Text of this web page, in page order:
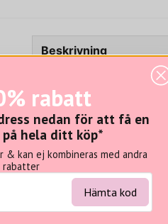
Beskrivning
DEFY DAMAGE Detox
aktivt kol som effektivt tar
att göra håret torrt och
hårets bindningar och
hår.
Egenskaper
Tar bort spår av
rabatt
nedan för att få en
hela ditt köp*
kan ej kombineras med andra
rabatter
Hämta kod